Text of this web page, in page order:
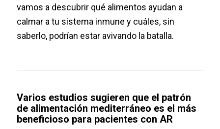
vamos a descubrir qué alimentos ayudan a
calmar a tu sistema inmune y cuáles, sin
saberlo, podrían estar avivando la batalla.
Varios estudios sugieren que el patrón
de alimentación mediterráneo es el más
beneficioso para pacientes con AR